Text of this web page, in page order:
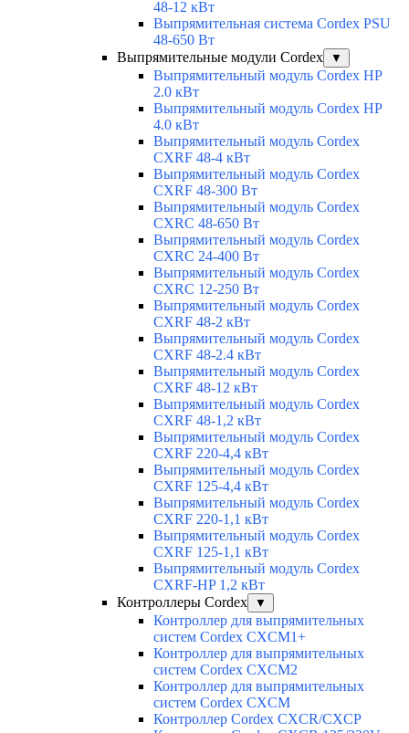
48-12 кВт
Выпрямительная система Cordex PSU
48-650 Вт
Выпрямительные модули Cordex
▼
Выпрямительный модуль Cordex HP
2.0 кВт
Выпрямительный модуль Cordex HP
4.0 кВт
Выпрямительный модуль Cordex
CXRF 48-4 кВт
Выпрямительный модуль Cordex
CXRF 48-300 Вт
Выпрямительный модуль Cordex
CXRС 48-650 Вт
Выпрямительный модуль Cordex
CXRС 24-400 Вт
Выпрямительный модуль Cordex
CXRС 12-250 Вт
Выпрямительный модуль Cordex
CXRF 48-2 кВт
Выпрямительный модуль Cordex
CXRF 48-2.4 кВт
Выпрямительный модуль Cordex
CXRF 48-12 кВт
Выпрямительный модуль Cordex
CXRF 48-1,2 кВт
Выпрямительный модуль Cordex
CXRF 220-4,4 кВт
Выпрямительный модуль Cordex
CXRF 125-4,4 кВт
Выпрямительный модуль Cordex
CXRF 220-1,1 кВт
Выпрямительный модуль Cordex
CXRF 125-1,1 кВт
Выпрямительный модуль Cordex
CXRF-HP 1,2 кВт
Контроллеры Cordex
▼
Контроллер для выпрямительных
систем Cordex CXCM1+
Контроллер для выпрямительных
систем Cordex CXCM2
Контроллер для выпрямительных
систем Cordex CXCM
Контроллер Cordex CXCR/CXCP